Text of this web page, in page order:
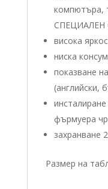
компютъра,
СПЕЦИАЛЕН
висока
ниска
показване
(английски,
фърмуера
захранване
Размер на